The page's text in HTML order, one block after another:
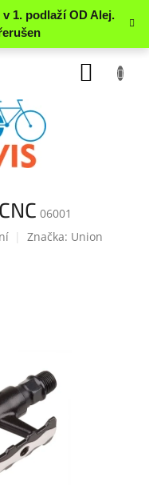
06001
Značka: Union